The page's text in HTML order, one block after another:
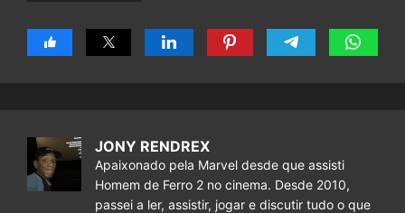
JONY RENDREX
Apaixonado pela Marvel desde que assisti
Homem de Ferro 2 no cinema. Desde 2010,
passei a ler, assistir, jogar e discutir tudo o que